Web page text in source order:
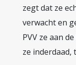
zegt dat ze
verwacht en
PVV ze aan
ze inderdaad,